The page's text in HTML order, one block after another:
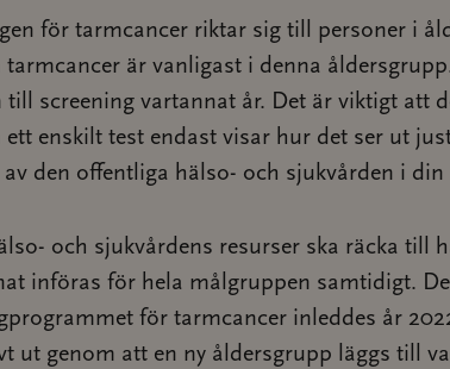
för tarmcancer riktar sig till personer i
tarmcancer är vanligast i denna
screening vartannat år. Det är viktigt att
ett enskilt test endast visar hur det ser ut
av den offentliga hälso- och sjukvården i
och sjukvårdens resurser ska räcka till
införas för hela målgruppen samtidigt.
för tarmcancer inleddes år
ut genom att en ny åldersgrupp läggs till